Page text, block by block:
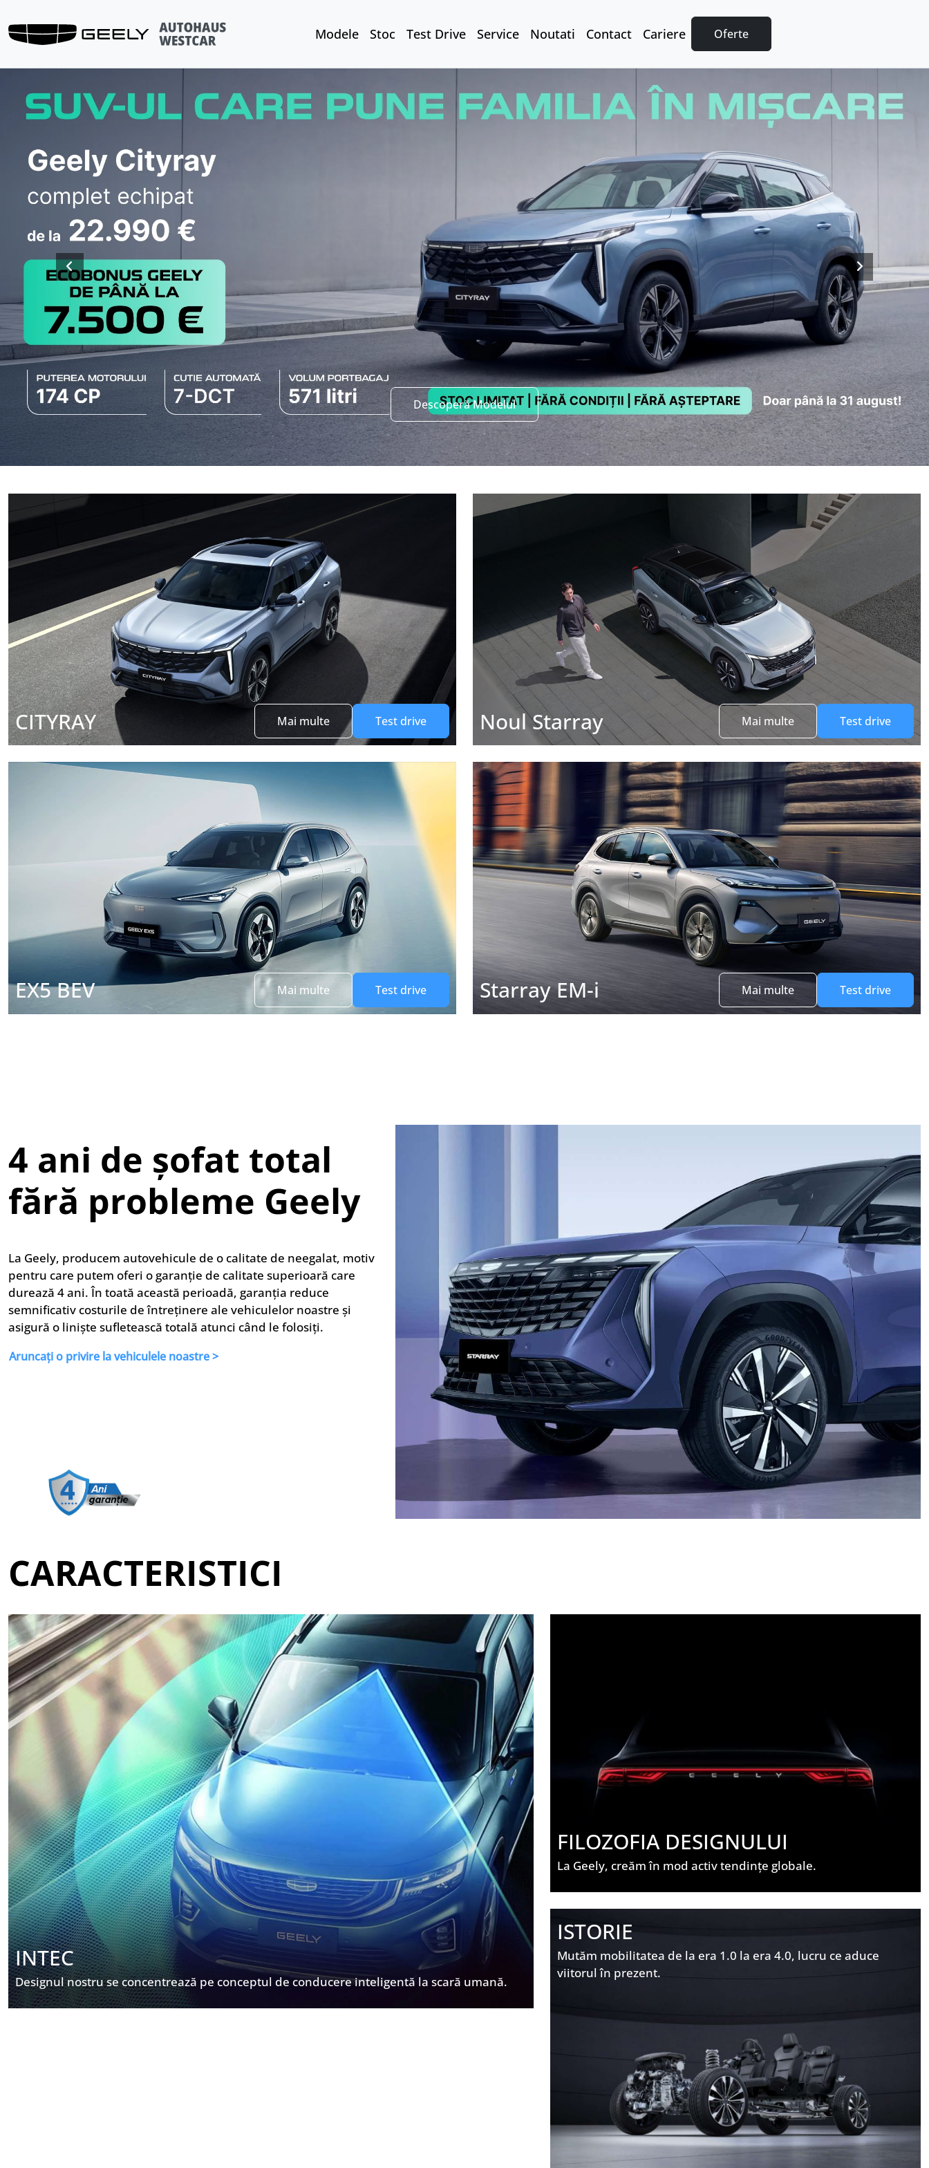
Modele Stoc Test Drive Service Noutati Contact Cariere Oferte
Descoperă Modelul
Previous Next
CITYRAY Mai multe Test drive Noul Starray Mai multe Test drive
EX5 BEV Mai multe Test drive Starray EM-i Mai multe Test drive
4 ani de șofat total
fără probleme Geely
La Geely, producem autovehicule de o calitate de neegalat, motiv
pentru care putem oferi o garanție de calitate superioară care
durează 4 ani. În toată această perioadă, garanția reduce
semnificativ costurile de întreținere ale vehiculelor noastre și
asigură o liniște sufletească totală atunci când le folosiți.
Aruncați o privire la vehiculele noastre >
CARACTERISTICI
INTEC
Designul nostru se concentrează pe conceptul de conducere inteligentă la scară umană.
FILOZOFIA DESIGNULUI
La Geely, creăm în mod activ tendințe globale.
ISTORIE
Mutăm mobilitatea de la era 1.0 la era 4.0, lucru ce aduce
viitorul în prezent.